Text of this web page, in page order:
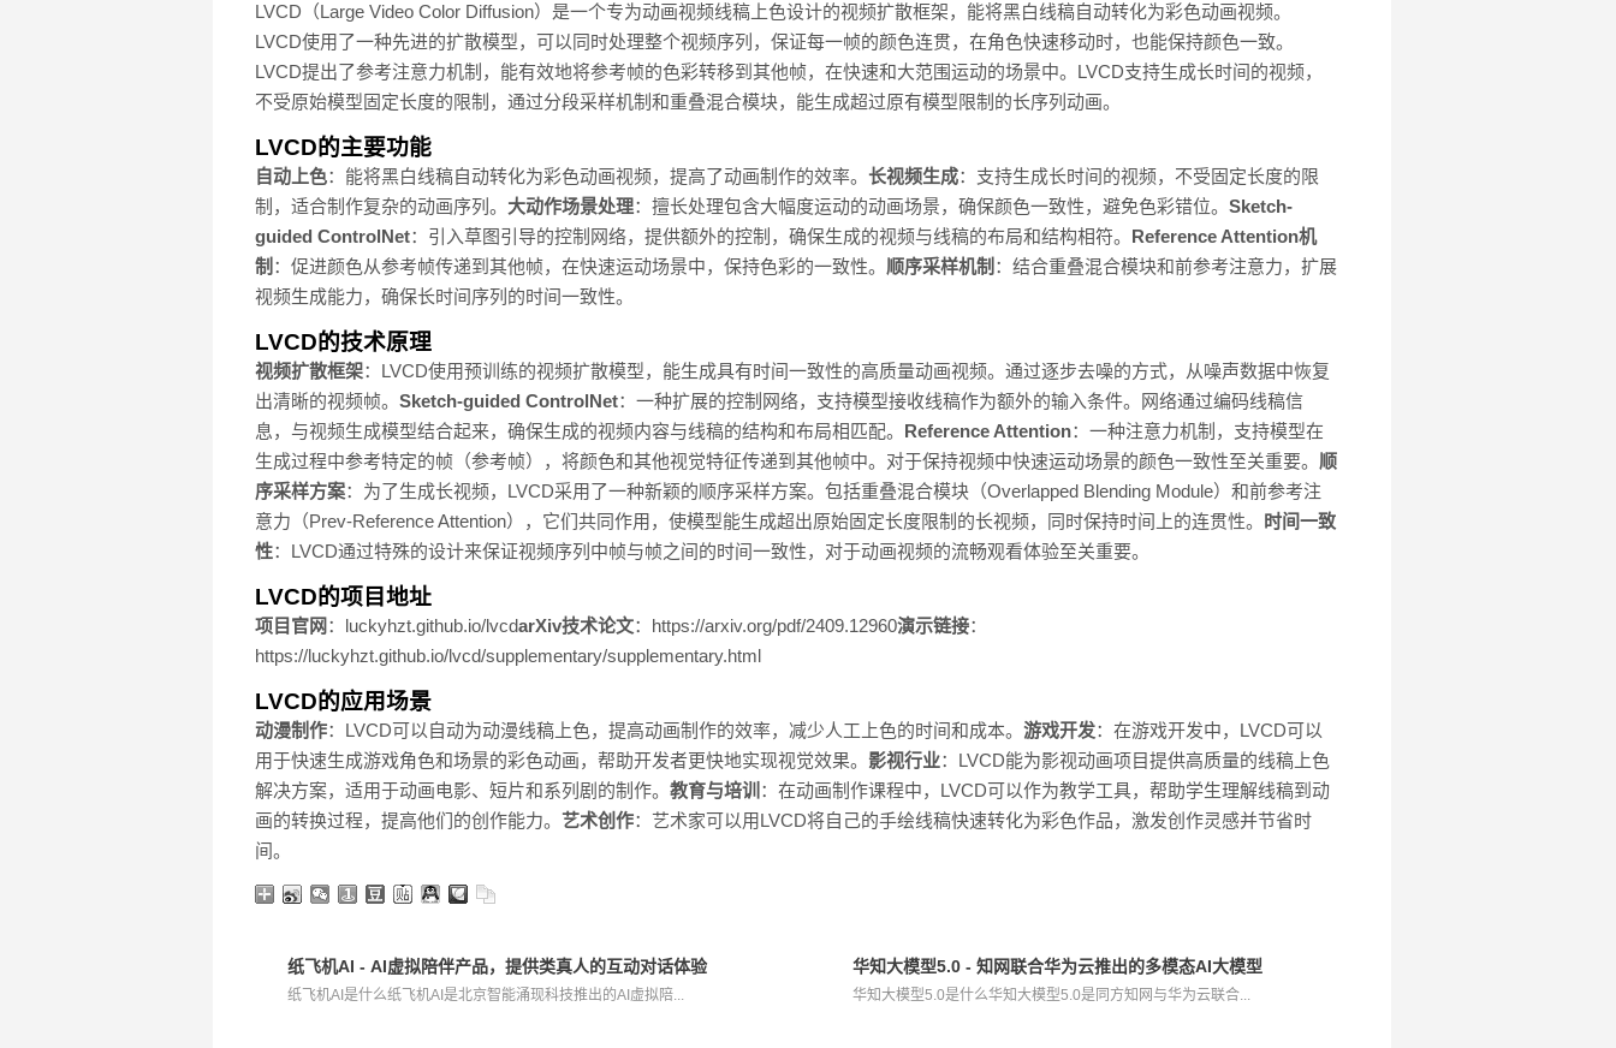
LVCD（Large Video Color Diffusion）是一个专为动画视频线稿上色设计的视频扩散框架，能将黑白线稿自动转化为彩色动画视频。
LVCD使用了一种先进的扩散模型，可以同时处理整个视频序列，保证每一帧的颜色连贯，在角色快速移动时，也能保持颜色一致。
LVCD提出了参考注意力机制，能有效地将参考帧的色彩转移到其他帧，在快速和大范围运动的场景中。LVCD支持生成长时间的视频，
不受原始模型固定长度的限制，通过分段采样机制和重叠混合模块，能生成超过原有模型限制的长序列动画。
LVCD的主要功能
自动上色：能将黑白线稿自动转化为彩色动画视频，提高了动画制作的效率。 长视频生成：支持生成长时间的视频，不受固定长度的限
制，适合制作复杂的动画序列。 大动作场景处理：擅长处理包含大幅度运动的动画场景，确保颜色一致性，避免色彩错位。 Sketch-
guided ControlNet：引入草图引导的控制网络，提供额外的控制，确保生成的视频与线稿的布局和结构相符。 Reference Attention机
制 ：促进颜色从参考帧传递到其他帧，在快速运动场景中，保持色彩的一致性。 顺序采样机制 ：结合重叠混合模块和前参考注意力，扩展
视频生成能力，确保长时间序列的时间一致性。
LVCD的技术原理
视频扩散框架：LVCD使用预训练的视频扩散模型，能生成具有时间一致性的高质量动画视频。通过逐步去噪的方式，从噪声数据中恢复
出清晰的视频帧。 Sketch-guided ControlNet：一种扩展的控制网络，支持模型接收线稿作为额外的输入条件。网络通过编码线稿信
息，与视频生成模型结合起来，确保生成的视频内容与线稿的结构和布局相匹配。 Reference Attention：一种注意力机制，支持模型在
生成过程中参考特定的帧（参考帧），将颜色和其他视觉特征传递到其他帧中。对于保持视频中快速运动场景的颜色一致性至关重要。 顺
序采样方案：为了生成长视频，LVCD采用了一种新颖的顺序采样方案。包括重叠混合模块（Overlapped Blending Module）和前参考注
意力（Prev-Reference Attention），它们共同作用，使模型能生成超出原始固定长度限制的长视频，同时保持时间上的连贯性。 时间一致
性：LVCD通过特殊的设计来保证视频序列中帧与帧之间的时间一致性，对于动画视频的流畅观看体验至关重要。
LVCD的项目地址
项目官网 ：luckyhzt.github.io/lvcdarXiv技术论文：https://arxiv.org/pdf/2409.12960演示链接：
https://luckyhzt.github.io/lvcd/supplementary/supplementary.html
LVCD的应用场景
动漫制作：LVCD可以自动为动漫线稿上色，提高动画制作的效率，减少人工上色的时间和成本。 游戏开发：在游戏开发中，LVCD可以
用于快速生成游戏角色和场景的彩色动画，帮助开发者更快地实现视觉效果。 影视行业：LVCD能为影视动画项目提供高质量的线稿上色
解决方案，适用于动画电影、短片和系列剧的制作。 教育与培训 ：在动画制作课程中，LVCD可以作为教学工具，帮助学生理解线稿到动
画的转换过程，提高他们的创作能力。 艺术创作：艺术家可以用LVCD将自己的手绘线稿快速转化为彩色作品，激发创作灵感并节省时
间。
纸飞机AI - AI虚拟陪伴产品，提供类真人的互动对话体验
纸飞机AI是什么纸飞机AI是北京智能涌现科技推出的AI虚拟陪...
华知大模型5.0 - 知网联合华为云推出的多模态AI大模型
华知大模型5.0是什么华知大模型5.0是同方知网与华为云联合...